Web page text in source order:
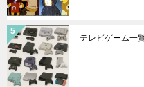
テレビゲーム一